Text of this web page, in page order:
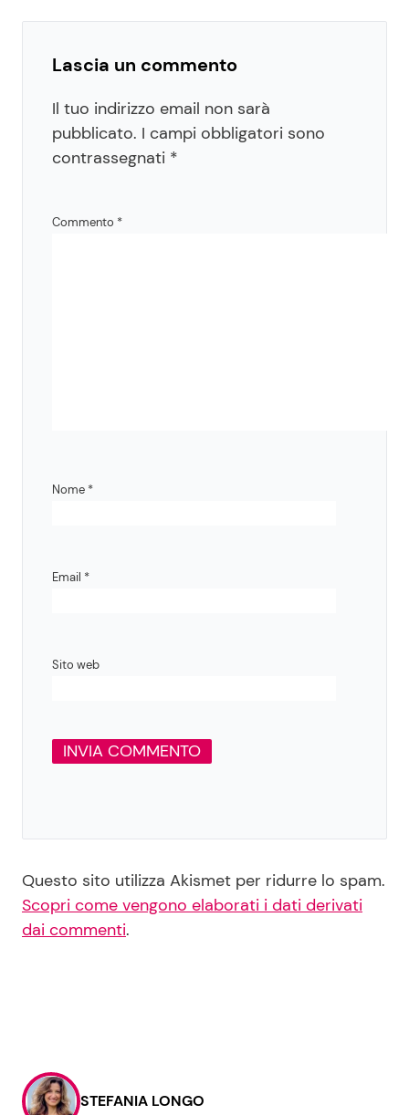
Lascia un commento
Il tuo indirizzo email non sarà
pubblicato. I campi obbligatori sono
contrassegnati *
Commento *
Nome *
Email *
Sito web
Questo sito utilizza Akismet per ridurre lo spam.
Scopri come vengono elaborati i dati derivati
dai commenti.
STEFANIA LONGO